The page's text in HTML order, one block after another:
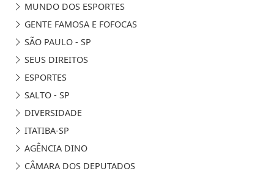
MUNDO DOS ESPORTES
GENTE FAMOSA E FOFOCAS
SÃO PAULO - SP
SEUS DIREITOS
ESPORTES
SALTO - SP
DIVERSIDADE
ITATIBA-SP
AGÊNCIA DINO
CÂMARA DOS DEPUTADOS